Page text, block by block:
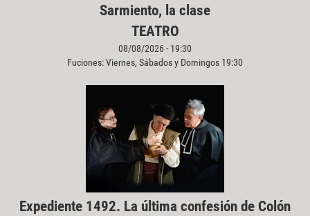
Sarmiento, la clase
TEATRO
08/08/2026 - 19:30
Fuciones: Viernes, Sábados y Domingos 19:30
Expediente 1492. La última confesión de Colón